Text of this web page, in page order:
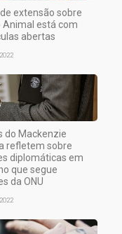
extensão sobre
Animal está com
abertas
do Mackenzie
refletem sobre
diplomáticas em
que segue
da ONU